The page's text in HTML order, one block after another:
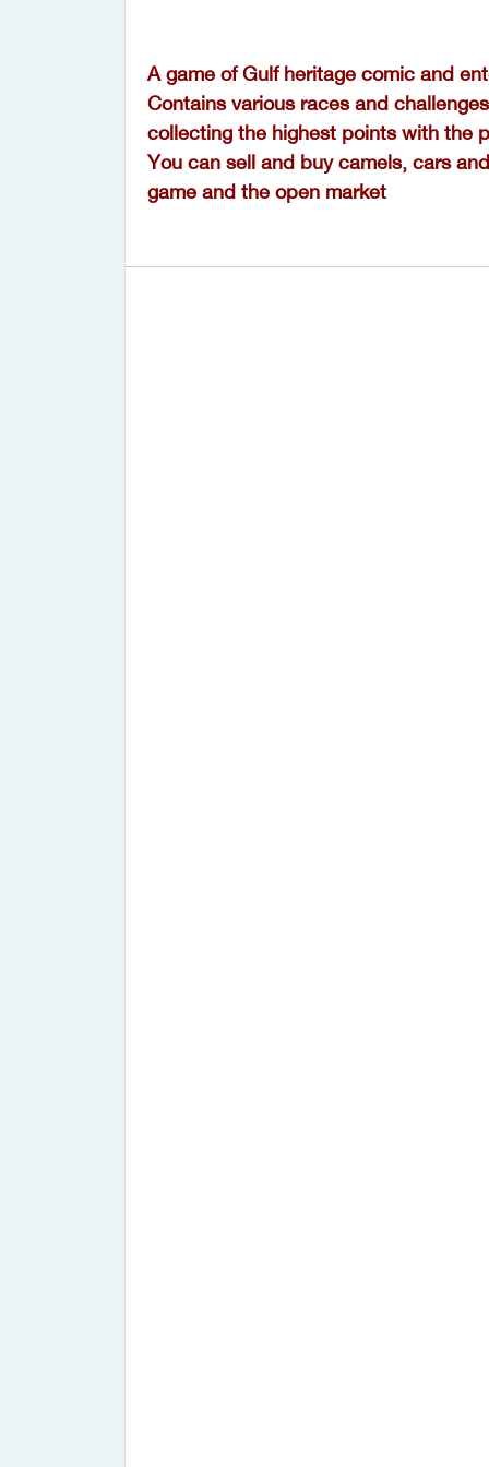
A game of Gulf heritage comic and
Contains various races and
collecting the highest points with the
You can sell and buy camels, cars
game and the open market